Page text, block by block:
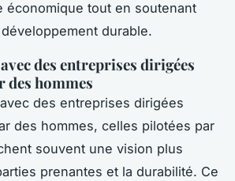
économique tout en soutenant
durable.
des entreprises dirigées
des hommes
des entreprises dirigées
des hommes, celles pilotées par
souvent une vision plus
prenantes et la durabilité. Ce